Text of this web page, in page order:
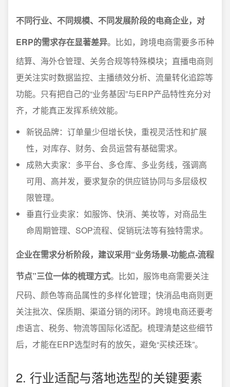
不同行业、不同规模、不同发展阶段的电商企业，对
ERP的需求存在显著差异。比如，跨境电商需要多币种
结算、海外仓管理、关务合规等特殊模块；直播电商则
更关注实时数据监控、主播绩效分析、流量转化追踪等
功能。只有把自己的“业务基因”与ERP产品特性充分对
齐，才能真正发挥系统效能。
新锐品牌：订单量少但增长快，重视灵活性和扩展
性，对库存、财务、会员运营有基础需求。
成熟大卖家：多平台、多仓库、多业务线，强调高
可用、高并发，要求复杂的供应链协同与多层级权
限管理。
垂直行业卖家：如服饰、快消、美妆等，对商品生
命周期管理、SOP流程、促销玩法等有独特需求。
企业在需求分析阶段，建议采用“业务场景-功能点-流程
节点”三位一体的梳理方式。比如，服饰电商需要关注
尺码、颜色等商品属性的多样化管理；快消品电商则更
关注批次、保质期、渠道分销的闭环。跨境电商还要考
虑语言、税务、物流等国际化适配。梳理清楚这些细节
后，才能在ERP选型时有的放矢，避免“买椟还珠”。
2. 行业适配与落地选型的关键要素